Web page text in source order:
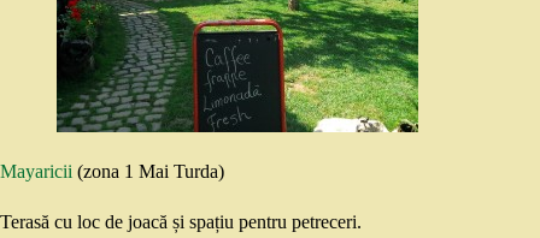
Mayaricii (zona 1 Mai Turda)
Terasă cu loc de joacă și spațiu pentru petreceri.